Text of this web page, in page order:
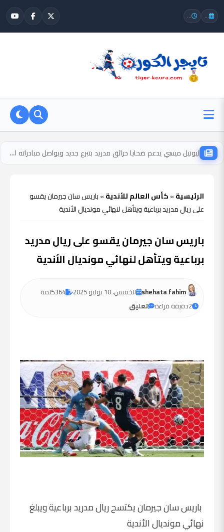
...
...
ليونيل ميسي يدعم ضحايا حرائق مدريد بتبرع جديد ويواصل مبادراته الإنسانية
الرئيسية»كأس العالم للأندية»باريس سان جيرمان يقسو
على ريال مدريد برباعية ويتأهل لنهائي مونديال الأندية
باريس سان جيرمان يقسو على ريال مدريد
برباعية ويتأهل لنهائي مونديال الأندية
shehata fahim الخميس، 10 يوليو 2025 364كلمة
2دقيقة قراءة تعليق
باريس سان جيرمان يكتسح ريال مدريد برباعية ويبلغ
نهائي مونديال الأندية